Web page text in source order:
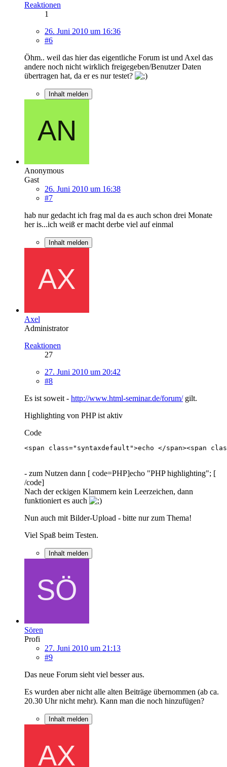
Reaktionen
1
26. Juni 2010 um 16:36
#6
Öhm.. weil das hier das eigentliche Forum ist und Axel das
andere noch nicht wirklich freigegeben/Benutzer Daten
übertragen hat, da er es nur testet?
Inhalt melden
Anonymous
Gast
26. Juni 2010 um 16:38
#7
hab nur gedacht ich frag mal da es auch schon drei Monate
her is...ich weiß er macht derbe viel auf einmal
Inhalt melden
Axel
Administrator
Reaktionen
27
27. Juni 2010 um 20:42
#8
Es ist soweit - http://www.html-seminar.de/forum/gilt.
Highlighting von PHP ist aktiv
Code
<span class="syntaxdefault">echo </span><span
- zum Nutzen dann [ code=PHP]echo "PHP highlighting"; [
/code]
Nach der eckigen Klammern kein Leerzeichen, dann
funktioniert es auch
Nun auch mit Bilder-Upload - bitte nur zum Thema!
Viel Spaß beim Testen.
Inhalt melden
Sören
Profi
27. Juni 2010 um 21:13
#9
Das neue Forum sieht viel besser aus.
Es wurden aber nicht alle alten Beiträge übernommen (ab ca.
20.30 Uhr nicht mehr). Kann man die noch hinzufügen?
Inhalt melden